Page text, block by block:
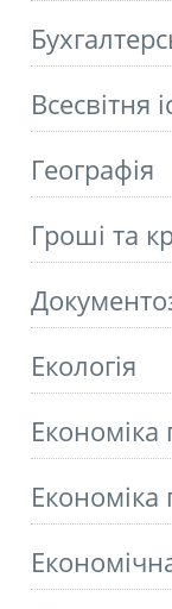
Всесвітня
Географія
Гроші та
Екологія
Економіка
Економіка